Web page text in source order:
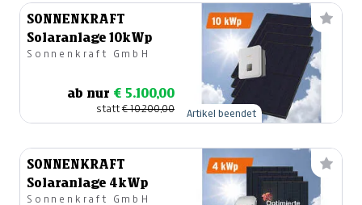
SONNENKRAFT
Solaranlage 10kWp
Sonnenkraft GmbH
ab nur € 5.100,00
statt€ 10.200,00 Artikel beendet
SONNENKRAFT
Solaranlage 4kWp
Sonnenkraft GmbH